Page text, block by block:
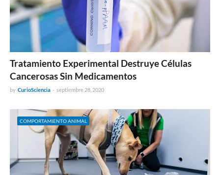
Tratamiento Experimental Destruye Células
Cancerosas Sin Medicamentos
by CurioSciencia - septiembre 28, 2020
COMPORTAMIENTO ANIMAL